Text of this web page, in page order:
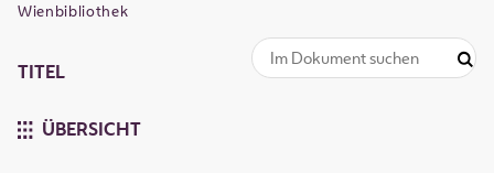
Wienbibliothek
TITEL
ÜBERSICHT